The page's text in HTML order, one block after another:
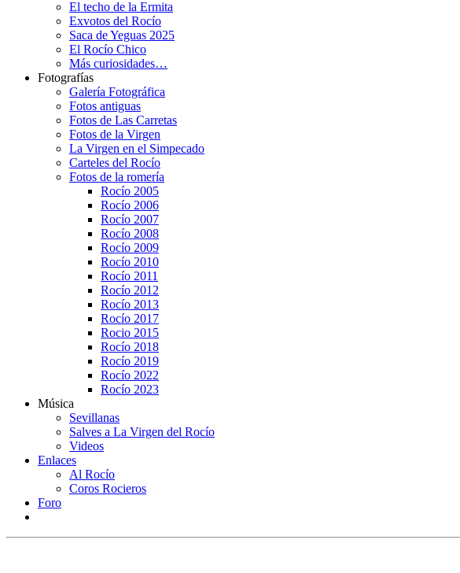
El techo de la Ermita
Exvotos del Rocío
Saca de Yeguas 2025
El Rocío Chico
Más curiosidades…
Fotografías
Galería Fotográfica
Fotos antiguas
Fotos de Las Carretas
Fotos de la Virgen
La Virgen en el Simpecado
Carteles del Rocío
Fotos de la romería
Rocío 2005
Rocío 2006
Rocío 2007
Rocío 2008
Rocío 2009
Rocío 2010
Rocío 2011
Rocío 2012
Rocío 2013
Rocío 2017
Rocio 2015
Rocío 2018
Rocío 2019
Rocío 2022
Rocío 2023
Música
Sevillanas
Salves a La Virgen del Rocío
Videos
Enlaces
Al Rocío
Coros Rocieros
Foro